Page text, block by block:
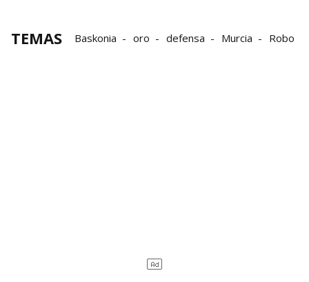
TEMAS Baskonia oro defensa Murcia Robo